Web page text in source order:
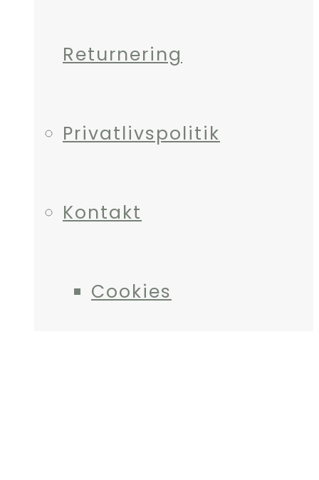
Returnering
Privatlivspolitik
Kontakt
Cookies